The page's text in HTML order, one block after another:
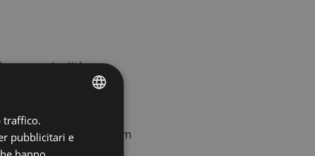
creare rivalità o
soprattutto in team
POLISH
traffico.
pubblicitari e